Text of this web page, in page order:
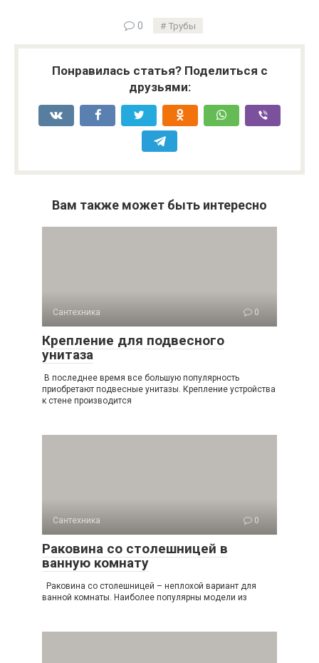
0 Трубы
Понравилась статья? Поделиться с
друзьями:
Вам также может быть интересно
Сантехника 0
Крепление для подвесного
унитаза
В последнее время все большую популярность
приобретают подвесные унитазы. Крепление устройства
к стене производится
Сантехника 0
Раковина со столешницей в
ванную комнату
Раковина со столешницей – неплохой вариант для
ванной комнаты. Наиболее популярны модели из